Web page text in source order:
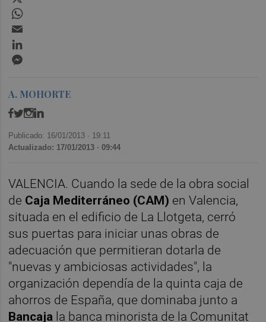
A. MOHORTE
Publicado: 16/01/2013 · 19:11
Actualizado: 17/01/2013 · 09:44
VALENCIA. Cuando la sede de la obra social
de Caja Mediterráneo (CAM) en Valencia,
situada en el edificio de La Llotgeta, cerró
sus puertas para iniciar unas obras de
adecuación que permitieran dotarla de
"nuevas y ambiciosas actividades", la
organización dependía de la quinta caja de
ahorros de España, que dominaba junto a
Bancaja la banca minorista de la Comunitat